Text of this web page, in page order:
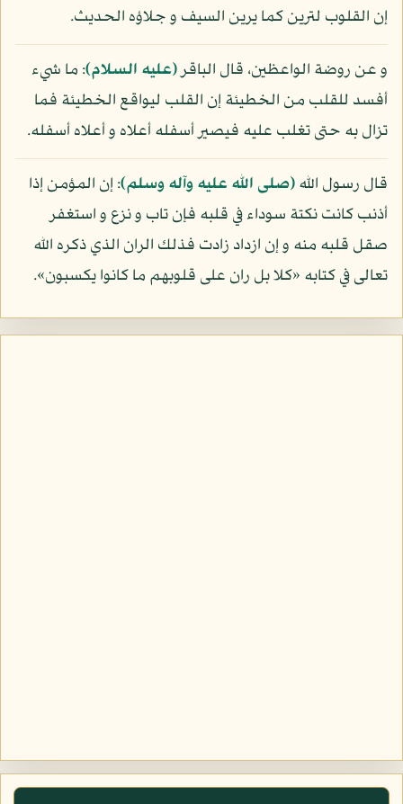
إن القلوب لترين كما يرين السيف و جلاؤه الحديث.
و عن روضة الواعظين، قال الباقر(عليه السلام): ما شيء
أفسد للقلب من الخطيئة إن القلب ليواقع الخطيئة فما
تزال به حتى تغلب عليه فيصير أسفله أعلاه و أعلاه أسفله.
قال رسول الله(صلى الله عليه وآله وسلم): إن المؤمن إذا
أذنب كانت نكتة سوداء في قلبه فإن تاب و نزع و استغفر
صقل قلبه منه و إن ازداد زادت فذلك الران الذي ذكره الله
تعالى في كتابه «كلا بل ران على قلوبهم ما كانوا يكسبون».